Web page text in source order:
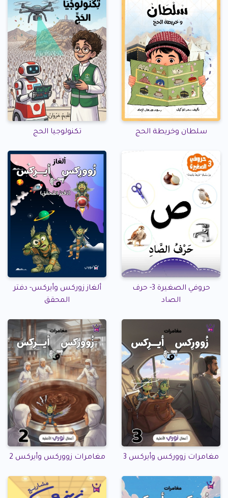
سلطان وخريطة الحج تكنولوجيا الحج
حروفي الصغيرة 3- حرف
الصاد
ألغاز زوركس وأيركس- دفتر
المحقق
مغامرات زووركس وأيركس 3 مغامرات زووركس وأيركس 2